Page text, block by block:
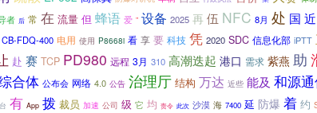
者 后 常 在 流量 但 蜂语 爱 ” 设备 2025 再 伍 NFC 8月 处 国 近
CB-FDQ-400 电用 使用 P8668i 看 享 要 科技 凭 2020 SDC 信息化部 iPTT
赴 赛 TCP PD980 远程 3月 310 高潮迭起 港口 需求 紫燕 助
合体 公布会 网络 4.0 公告 治理厅 结构 万达 近些 能及 和源
台 有 App 拨 裁员 加速 公司 级 它 均 责令 此次 沙漠 海 7400 延 防爆 着 约